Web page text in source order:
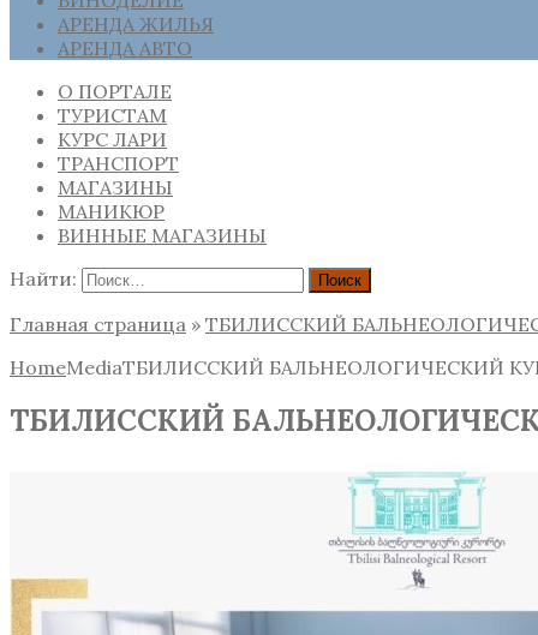
АРЕНДА ЖИЛЬЯ
АРЕНДА АВТО
О ПОРТАЛЕ
ТУРИСТАМ
КУРС ЛАРИ
ТРАНСПОРТ
МАГАЗИНЫ
МАНИКЮР
ВИННЫЕ МАГАЗИНЫ
Найти:
Главная страница » ТБИЛИССКИЙ
HomeMediaТБИЛИССКИЙ БАЛЬНЕОЛОГИЧЕСКИЙ
ТБИЛИССКИЙ